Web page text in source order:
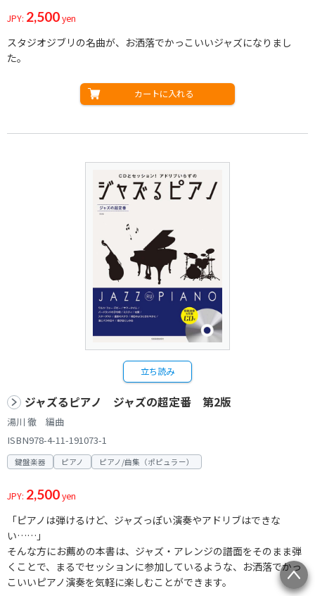
JPY: 2,500yen
スタジオジブリの名曲が、お洒落でかっこいいジャズになりまし
た。
カートに入れる
立ち読み
ジャズるピアノ ジャズの超定番 第2版
湯川 徹 編曲
ISBN978-4-11-191073-1
鍵盤楽器 ピアノ ピアノ/曲集（ポピュラー）
JPY: 2,500yen
「ピアノは弾けるけど、ジャズっぽい演奏やアドリブはできな
い……」
そんな方にお薦めの本書は、ジャズ・アレンジの譜面をそのまま弾
くことで、まるでセッションに参加しているような、お洒落でかっ
こいいピアノ演奏を気軽に楽しむことができます。